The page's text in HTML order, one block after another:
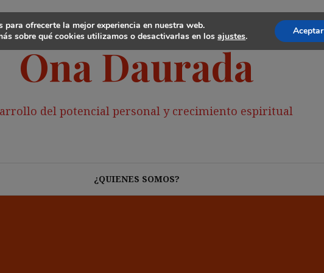
Ona Daurada
del potencial personal y crecimiento espiritual
¿QUIENES SOMOS?
para ofrecerte la mejor experiencia en nuestra web.
sobre qué cookies utilizamos o desactivarlas en losajustes. Aceptar